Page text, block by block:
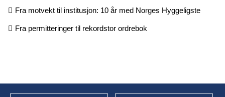
Fra motvekt til institusjon: 10 år med Norges Hyggeligste
Fra permitteringer til rekordstor ordrebok